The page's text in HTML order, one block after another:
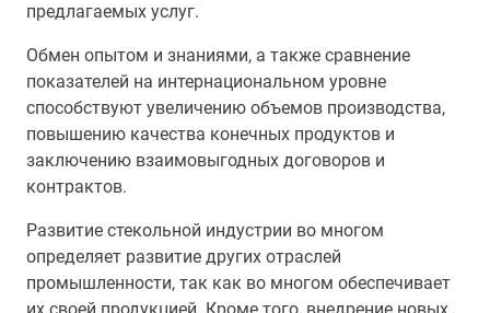
предлагаемых услуг.
Обмен опытом и знаниями, а также сравнение
показателей на интернациональном уровне
способствуют увеличению объемов производства,
повышению качества конечных продуктов и
заключению взаимовыгодных договоров и
контрактов.
Развитие стекольной индустрии во многом
определяет развитие других отраслей
промышленности, так как во многом обеспечивает